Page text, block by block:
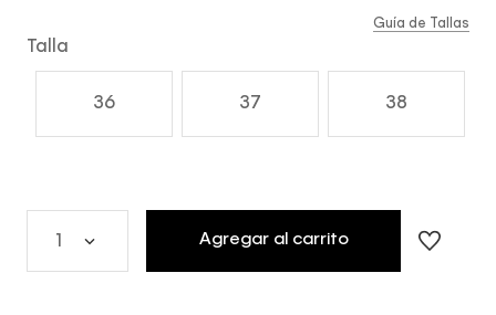
Talla
36 37 38
Guía de Tallas
Agregar al carrito